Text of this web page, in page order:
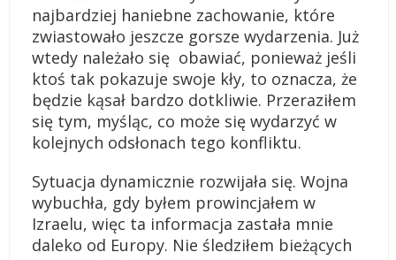
najbardziej haniebne zachowanie, które
zwiastowało jeszcze gorsze wydarzenia. Już
wtedy należało się obawiać, ponieważ jeśli
ktoś tak pokazuje swoje kły, to oznacza, że
będzie kąsał bardzo dotkliwie. Przeraziłem
się tym, myśląc, co może się wydarzyć w
kolejnych odsłonach tego konfliktu.
Sytuacja dynamicznie rozwijała się. Wojna
wybuchła, gdy byłem prowincjałem w
Izraelu, więc ta informacja zastała mnie
daleko od Europy. Nie śledziłem bieżących